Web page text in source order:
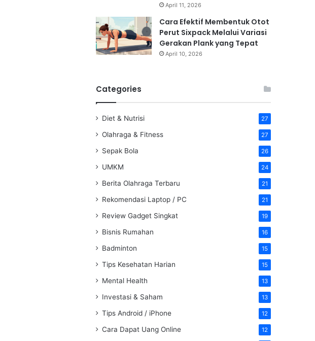
April 11, 2026
Cara Efektif Membentuk Otot
Perut Sixpack Melalui Variasi
Gerakan Plank yang Tepat
April 10, 2026
Categories
Diet & Nutrisi 27
Olahraga & Fitness 27
Sepak Bola 26
UMKM 24
Berita Olahraga Terbaru 21
Rekomendasi Laptop / PC 21
Review Gadget Singkat 19
Bisnis Rumahan 16
Badminton 15
Tips Kesehatan Harian 15
Mental Health 13
Investasi & Saham 13
Tips Android / iPhone 12
Cara Dapat Uang Online 12